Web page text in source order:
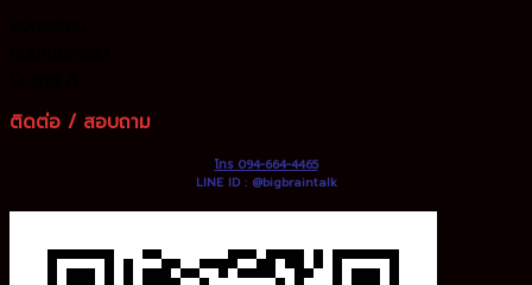
ติดต่อ / สอบถาม
โทร 094-664-4465
LINE ID : @bigbraintalk